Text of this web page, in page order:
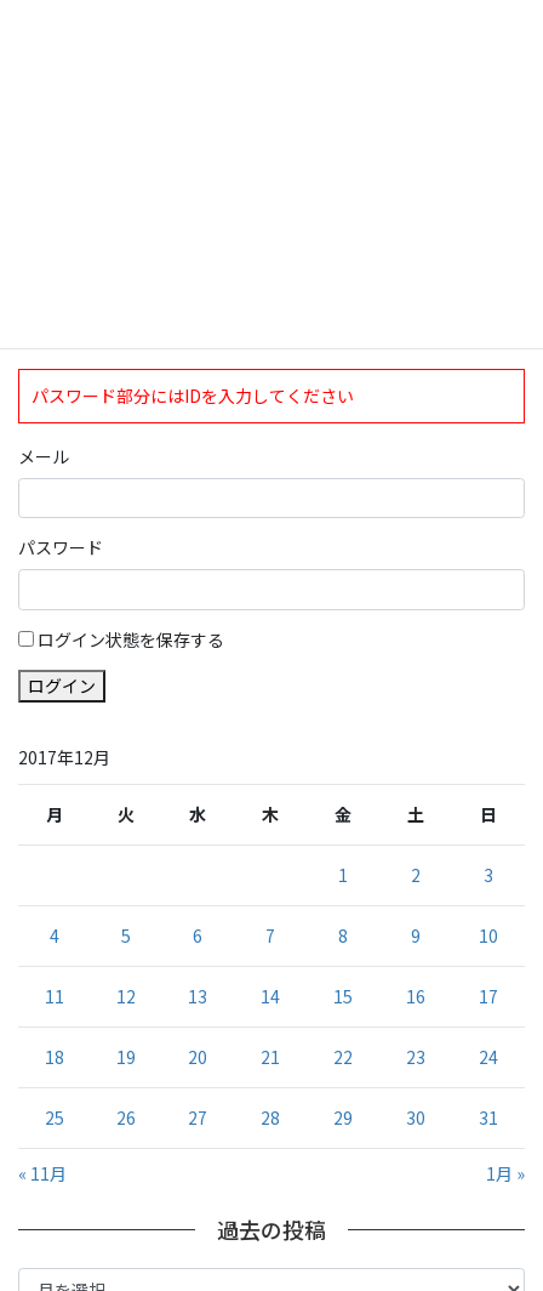
パスワード部分にはIDを入力してください
メール
パスワード
ログイン状態を保存する
ログイン
2017年12月
月 火 水 木 金 土 日
1 2 3
4 5 6 7 8 9 10
11 12 13 14 15 16 17
18 19 20 21 22 23 24
25 26 27 28 29 30 31
« 11月 1月 »
過去の投稿